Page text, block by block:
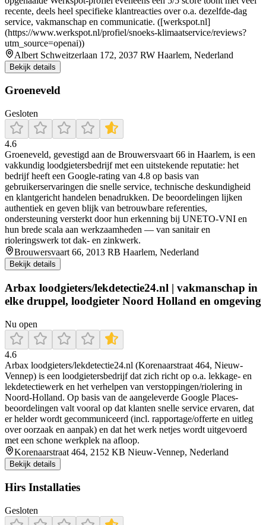
recente, deels heel specifieke klantreacties over o.a. dezelfde-dag
service, vakmanschap en communicatie. ([werkspot.nl]
(https://www.werkspot.nl/profiel/snoeks-klimaatservice/reviews?
utm_source=openai))
Albert Schweitzerlaan 172, 2037 RW Haarlem, Nederland
Bekijk details
Groeneveld
Gesloten
4.6
Groeneveld, gevestigd aan de Brouwersvaart 66 in Haarlem, is een
vakkundig loodgietersbedrijf met een uitstekende reputatie: het
bedrijf heeft een Google-rating van 4.8 op basis van
gebruikerservaringen die snelle service, technische deskundigheid
en klantgericht handelen benadrukken. De beoordelingen lijken
authentiek en geven blijk van betrouwbare referenties,
ondersteuning versterkt door hun erkenning bij UNETO‑VNI en
hun brede scala aan werkzaamheden — van sanitair en
rioleringswerk tot dak- en zinkwerk.
Brouwersvaart 66, 2013 RB Haarlem, Nederland
Bekijk details
Arbax loodgieters/lekdetectie24.nl | vakmanschap in
elke druppel, loodgieter Noord Holland en omgeving
Nu open
4.6
Arbax loodgieters/lekdetectie24.nl (Korenaarstraat 464, Nieuw-
Vennep) is een loodgietersbedrijf dat zich richt op o.a. lekkage- en
lekdetectiewerk en het verhelpen van verstoppingen/riolering in
Noord-Holland. Op basis van de aangeleverde Google Places-
beoordelingen valt vooral op dat klanten snelle service ervaren, dat
er helder wordt gecommuniceerd (incl. rapportage/offerte en uitleg
over oorzaak en aanpak) en dat het werk netjes wordt uitgevoerd
met een schone werkplek na afloop.
Korenaarstraat 464, 2152 KB Nieuw-Vennep, Nederland
Bekijk details
Hirs Installaties
Gesloten